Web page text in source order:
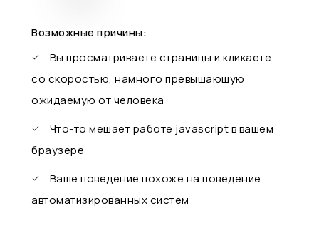
Возможные причины:
Вы просматриваете страницы и кликаете
со скоростью, намного превышающую
ожидаемую от человека
Что-то мешает работе javascript в вашем
браузере
Ваше поведение похоже на поведение
автоматизированных систем